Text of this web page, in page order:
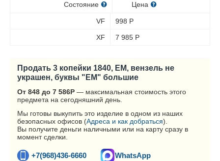
Состояние Цена
VF 998 Р
XF 7 985 Р
Продать 3 копейки 1840, ЕМ, вензель не
украшен, буквы "ЕМ" большие
От 848 до 7 586Р — максимальная стоимость этого
предмета на сегодняшний день.
Мы готовы выкупить это изделие в одном из наших
безопасных офисов (Адреса и как добраться).
Вы получите деньги наличными или на карту сразу в
момент сделки.
+7(968)436-6660 WhatsApp